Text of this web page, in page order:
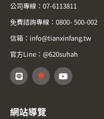
公司專線：07-6113811
免費諮詢專線：0800- 500-002
信箱：info@tianxinfang.tw
官方Line：@620suhah
網站導覽